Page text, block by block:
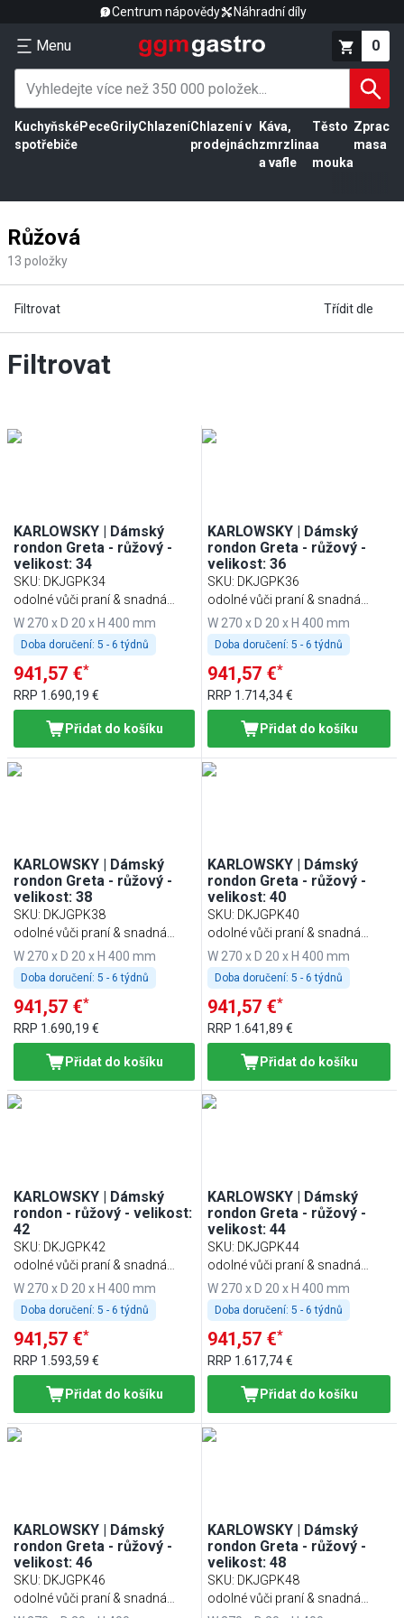
Centrum nápovědy Náhradní díly
Menu 0
Kuchyňské
spotřebiče
PeceGrilyChlazeníChlazení v
prodejnách
Káva,
zmrzlina
a vafle
Těsto
a
mouka
masa
Růžová
13 položky
Filtrovat Třídit dle
Filtrovat
KARLOWSKY | Dámský
rondon Greta - růžový -
velikost: 34
SKU: DKJGPK34
odolné vůči praní & snadná
údržba
W 270 x D 20 x H 400 mm
Doba doručení: 5 - 6 týdnů
941,57 €*
RRP 1.690,19 €
Přidat do košíku
KARLOWSKY | Dámský
rondon Greta - růžový -
velikost: 36
SKU: DKJGPK36
odolné vůči praní & snadná
údržba
W 270 x D 20 x H 400 mm
Doba doručení: 5 - 6 týdnů
941,57 €*
RRP 1.714,34 €
Přidat do košíku
KARLOWSKY | Dámský
rondon Greta - růžový -
velikost: 38
SKU: DKJGPK38
odolné vůči praní & snadná
údržba
W 270 x D 20 x H 400 mm
Doba doručení: 5 - 6 týdnů
941,57 €*
RRP 1.690,19 €
Přidat do košíku
KARLOWSKY | Dámský
rondon Greta - růžový -
velikost: 40
SKU: DKJGPK40
odolné vůči praní & snadná
údržba
W 270 x D 20 x H 400 mm
Doba doručení: 5 - 6 týdnů
941,57 €*
RRP 1.641,89 €
Přidat do košíku
KARLOWSKY | Dámský
rondon - růžový - velikost:
42
SKU: DKJGPK42
odolné vůči praní & snadná
údržba
W 270 x D 20 x H 400 mm
Doba doručení: 5 - 6 týdnů
941,57 €*
RRP 1.593,59 €
Přidat do košíku
KARLOWSKY | Dámský
rondon Greta - růžový -
velikost: 44
SKU: DKJGPK44
odolné vůči praní & snadná
údržba
W 270 x D 20 x H 400 mm
Doba doručení: 5 - 6 týdnů
941,57 €*
RRP 1.617,74 €
Přidat do košíku
KARLOWSKY | Dámský
rondon Greta - růžový -
velikost: 46
SKU: DKJGPK46
odolné vůči praní & snadná
KARLOWSKY | Dámský
rondon Greta - růžový -
velikost: 48
SKU: DKJGPK48
odolné vůči praní & snadná